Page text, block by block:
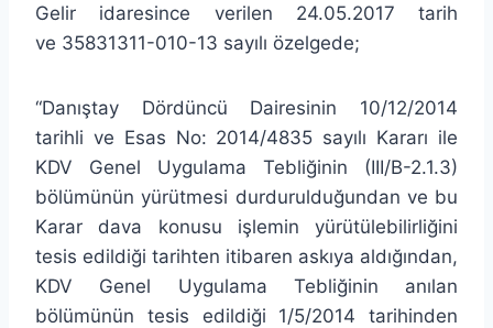
Gelir idaresince verilen 24.05.2017 tarih
ve 35831311-010-13 sayılı özelgede;
“Danıştay Dördüncü Dairesinin 10/12/2014
tarihli ve Esas No: 2014/4835 sayılı Kararı ile
KDV Genel Uygulama Tebliğinin (III/B-2.1.3)
bölümünün yürütmesi durdurulduğundan ve bu
Karar dava konusu işlemin yürütülebilirliğini
tesis edildiği tarihten itibaren askıya aldığından,
KDV Genel Uygulama Tebliğinin anılan
bölümünün tesis edildiği 1/5/2014 tarihinden